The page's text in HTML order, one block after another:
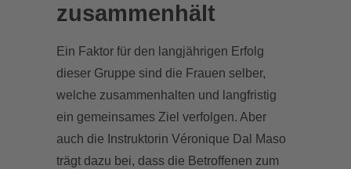
zusammenhält
Ein Faktor für den langjährigen Erfolg
dieser Gruppe sind die Frauen selber,
welche zusammenhalten und langfristig
ein gemeinsames Ziel verfolgen. Aber
auch die Instruktorin Véronique Dal Maso
trägt dazu bei, dass die Betroffenen zum